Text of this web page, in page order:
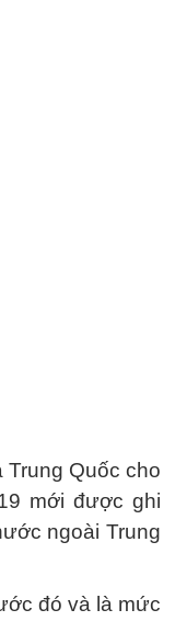
Trung Quốc cho
mới được ghi
ngoài Trung
đó và là mức